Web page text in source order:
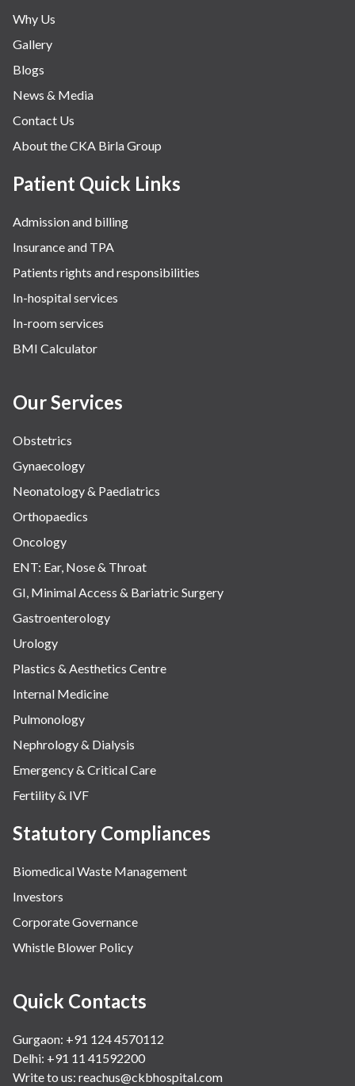
Why Us
Gallery
Blogs
News & Media
Contact Us
About the CKA Birla Group
Patient Quick Links
Admission and billing
Insurance and TPA
Patients rights and responsibilities
In-hospital services
In-room services
BMI Calculator
Our Services
Obstetrics
Gynaecology
Neonatology & Paediatrics
Orthopaedics
Oncology
ENT: Ear, Nose & Throat
GI, Minimal Access & Bariatric Surgery
Gastroenterology
Urology
Plastics & Aesthetics Centre
Internal Medicine
Pulmonology
Nephrology & Dialysis
Emergency & Critical Care
Fertility & IVF
Statutory Compliances
Biomedical Waste Management
Investors
Corporate Governance
Whistle Blower Policy
Quick Contacts
Gurgaon: +91 124 4570112
Delhi: +91 11 41592200
Write to us: reachus@ckbhospital.com